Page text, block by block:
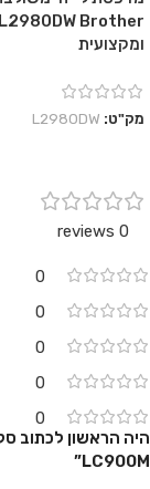
ומקצועית
מק"ט: L2980DW
0 reviews
0
0
0
0
0
LC900M”